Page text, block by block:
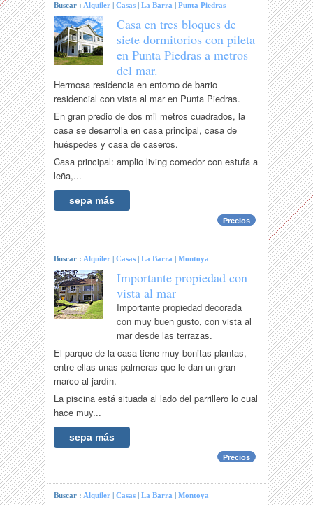
Buscar :Alquiler |Casas |La Barra |Punta Piedras
Casa en tres bloques de
siete dormitorios con pileta
en Punta Piedras a metros
del mar.
Hermosa residencia en entorno de barrio
residencial con vista al mar en Punta Piedras.
En gran predio de dos mil metros cuadrados, la
casa se desarrolla en casa principal, casa de
huéspedes y casa de caseros.
Casa principal: amplio living comedor con estufa a
leña,...
sepa más
Precios
Buscar :Alquiler |Casas |La Barra |Montoya
Importante propiedad con
vista al mar
Importante propiedad decorada
con muy buen gusto, con vista al
mar desde las terrazas.
El parque de la casa tiene muy bonitas plantas,
entre ellas unas palmeras que le dan un gran
marco al jardín.
La piscina está situada al lado del parrillero lo cual
hace muy...
sepa más
Precios
Buscar :Alquiler |Casas |La Barra |Montoya